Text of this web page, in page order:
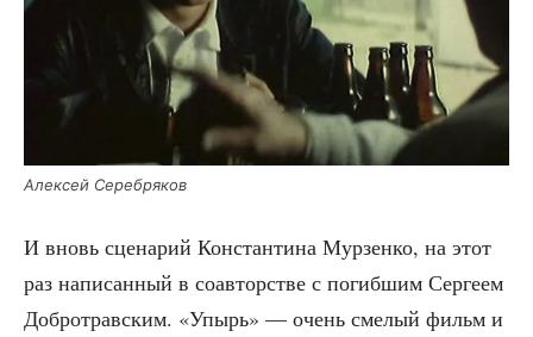
Алек­сей Серебряков
И вновь сце­на­рий Кон­стан­ти­на Мур­зен­ко, на этот
раз напи­сан­ный в соав­тор­стве с погиб­шим Сер­ге­ем
Доб­ро­трав­ским. «Упырь» — очень сме­лый фильм и